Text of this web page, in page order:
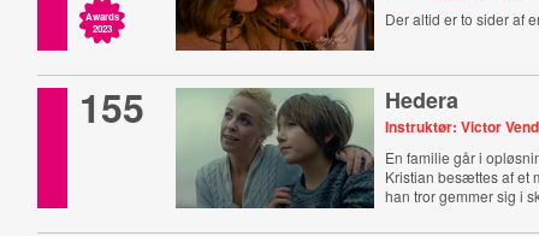
Awards
2023
Der altid er to sider af
155 Hedera
Instruktør: Victor
En familie går i
Kristian besættes af et
han tror gemmer sig i